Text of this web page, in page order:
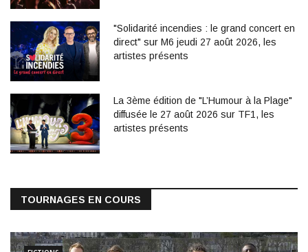
"Solidarité incendies : le grand concert en
direct" sur M6 jeudi 27 août 2026, les
artistes présents
La 3ème édition de "L’Humour à la Plage"
diffusée le 27 août 2026 sur TF1, les
artistes présents
TOURNAGES EN COURS